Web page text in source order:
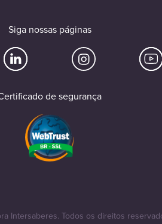
Siga nossas páginas
de segurança
Intersaberes. Todos os direitos